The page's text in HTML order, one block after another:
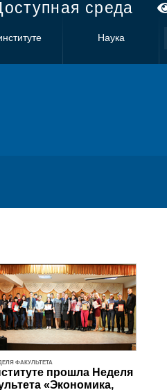
среда
Наука
ФАКУЛЬТЕТА
прошла Неделя
«Экономика,